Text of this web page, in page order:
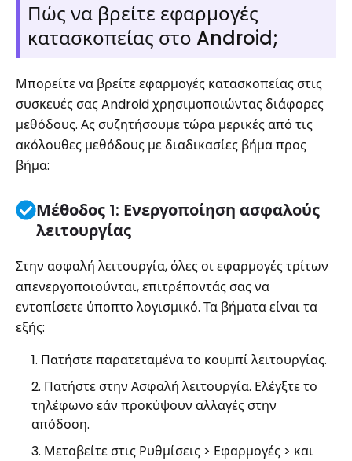
Πώς να βρείτε εφαρμογές
κατασκοπείας στο Android;
Μπορείτε να βρείτε εφαρμογές κατασκοπείας στις
συσκευές σας Android χρησιμοποιώντας διάφορες
μεθόδους. Ας συζητήσουμε τώρα μερικές από τις
ακόλουθες μεθόδους με διαδικασίες βήμα προς
βήμα:
Μέθοδος 1: Ενεργοποίηση ασφαλούς
λειτουργίας
Στην ασφαλή λειτουργία, όλες οι εφαρμογές τρίτων
απενεργοποιούνται, επιτρέποντάς σας να
εντοπίσετε ύποπτο λογισμικό. Τα βήματα είναι τα
εξής:
Πατήστε παρατεταμένα το κουμπί λειτουργίας.
Πατήστε στην Ασφαλή λειτουργία. Ελέγξτε το
τηλέφωνο εάν προκύψουν αλλαγές στην
απόδοση.
Μεταβείτε στις Ρυθμίσεις > Εφαρμογές > και